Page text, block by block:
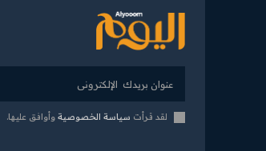
لقد قرأت سياسة الخصوصية وأوافق عليها.